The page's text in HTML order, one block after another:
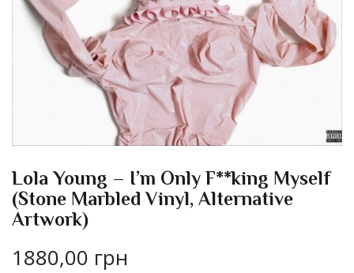
Lola Young – I’m Only F**king Myself
(Stone Marbled Vinyl, Alternative
Artwork)
1880,00 грн